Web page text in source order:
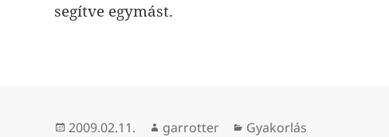
segítve egymást.
Közzétéve
2009.02.11. Szerző
garrotter Kategória
Gyakorlás